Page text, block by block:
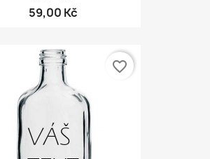
59,00 Kč
favorite_border